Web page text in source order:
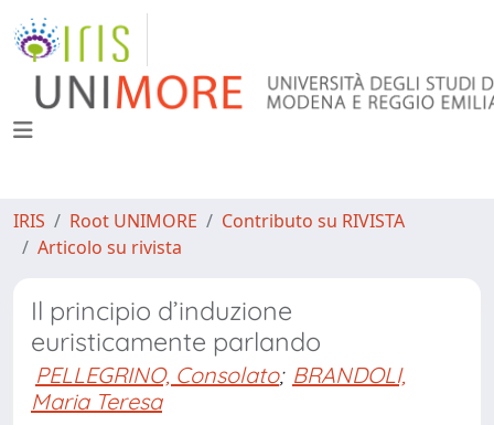
IRIS Root UNIMORE
Contributo su RIVISTA
Articolo su rivista
Il principio d’induzione
euristicamente parlando
PELLEGRINO, Consolato; BRANDOLI,
Maria Teresa